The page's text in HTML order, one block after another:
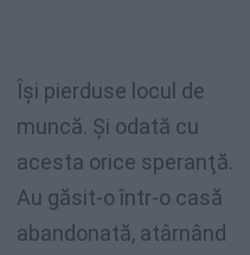
Îşi pierduse locul de
muncă. Şi odată cu
acesta orice speranţă.
Au găsit-o într-o casă
abandonată, atârnând